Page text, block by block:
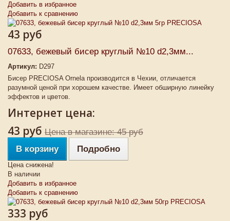
Добавить в избранное
Добавить к сравнению
43 руб
07633, бежевый бисер круглый №10 d2,3мм...
Артикул: D297
Бисер PRECIOSA Ornela производится в Чехии, отличается
разумной ценой при хорошем качестве. Имеет обширную линейку
эффектов и цветов.
Интернет цена:
43 руб Цена в магазине: 45 руб
В корзину
Подробно
Цена снижена!
В наличии
Добавить в избранное
Добавить к сравнению
333 руб